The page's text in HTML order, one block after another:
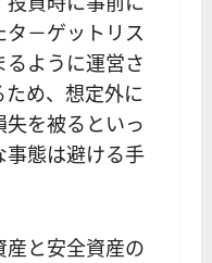
タ－ゲットリス
るように運営さ
ため、想定外に
失を被るといっ
事態は避ける手
産と安全資産の